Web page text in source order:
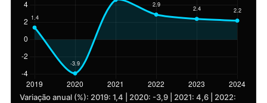
Variação anual (%): 2019: 1,4 | 2020: -3,9 | 2021: 4,6 | 2022: